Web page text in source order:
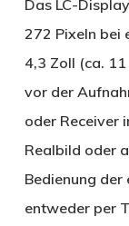
Das LC-
272 Pixeln bei
4,3 Zoll (ca.
vor der
oder Receiver
Realbild oder
Bedienung
entweder per